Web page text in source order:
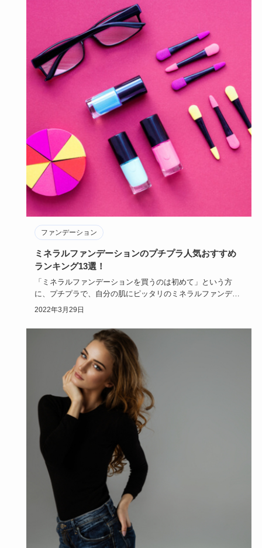
ファンデーション
ミネラルファンデーションのプチプラ人気おすすめ
ランキング13選！
「ミネラルファンデーションを買うのは初めて」という方
に、プチプラで、自分の肌にピッタリのミネラルファンデー
ションをご紹介し…
2022年3月29日